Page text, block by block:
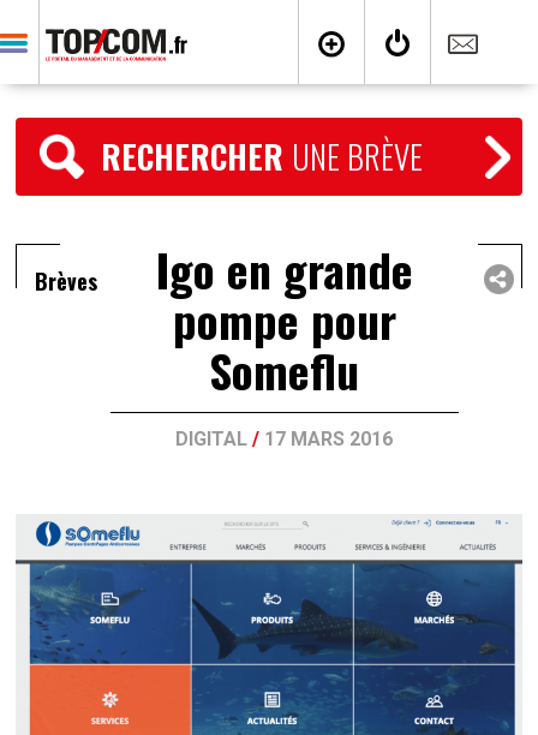
RECHERCHER UNE BRÈVE
Brèves Igo en grande
pompe pour
Someflu
DIGITAL / 17 MARS 2016